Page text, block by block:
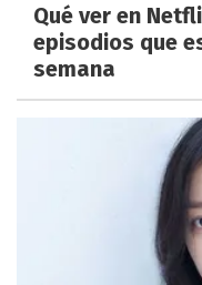
Qué ver en
episodios que
semana